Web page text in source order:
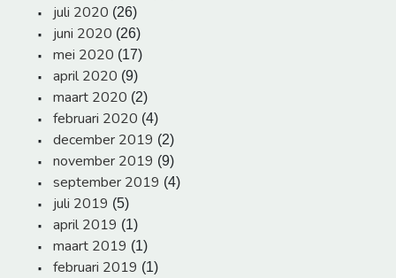
juli 2020 (26)
juni 2020 (26)
mei 2020 (17)
april 2020 (9)
maart 2020 (2)
februari 2020 (4)
december 2019 (2)
november 2019 (9)
september 2019 (4)
juli 2019 (5)
april 2019 (1)
maart 2019 (1)
februari 2019 (1)